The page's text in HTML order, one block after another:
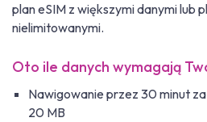
plan eSIM z większymi danymi lub
nielimitowanymi.
Oto ile danych wymagają
Nawigowanie przez 30 minut
20 MB